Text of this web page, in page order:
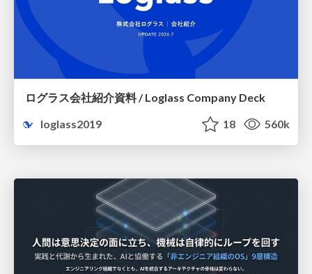
ログラス会社紹介資料 / Loglass Company Deck
loglass2019
18 560k